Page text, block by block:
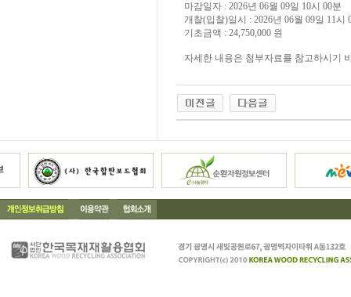
마감일자 : 2026년 06월 09일 10시 00분
개찰(입찰)일시 : 2026년 06월 09일 11시
기초금액 : 24,750,000 원
자세한 내용은 첨부자료를 참고하시기